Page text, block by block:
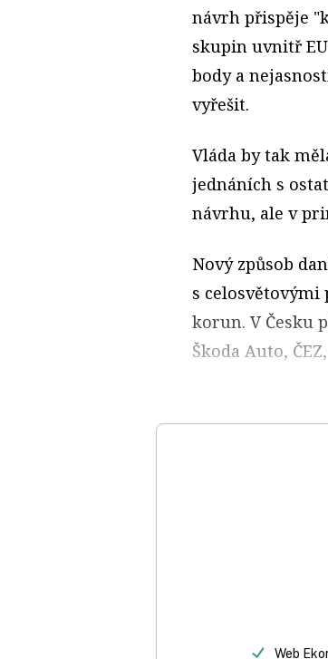
návrh přispěje
skupin uvnitř
body a
vyřešit.
Vláda by tak
jednáních s
návrhu, ale v
Nový způsob
s
korun. V Česku
Škoda Auto,
Web